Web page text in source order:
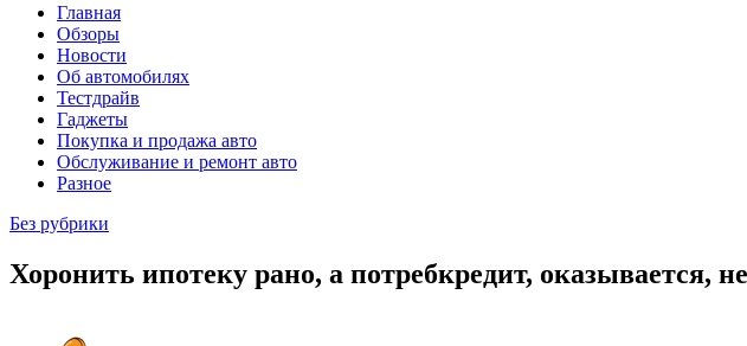
Главная
Обзоры
Новости
Об автомобилях
Тестдрайв
Гаджеты
Покупка и продажа авто
Обслуживание и ремонт авто
Разное
Без рубрики
Хоронить ипотеку рано, а потребкредит, оказывается,